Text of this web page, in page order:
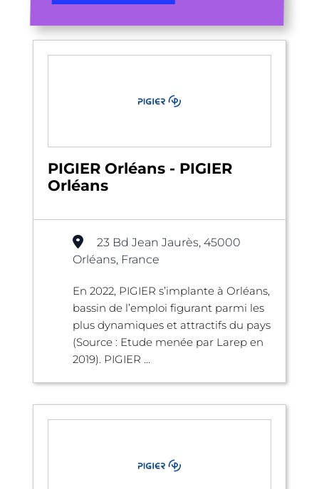
PIGIER Orléans - PIGIER
Orléans
23 Bd Jean Jaurès, 45000
Orléans, France
En 2022, PIGIER s’implante à Orléans,
bassin de l’emploi figurant parmi les
plus dynamiques et attractifs du pays
(Source : Etude menée par Larep en
2019). PIGIER ...